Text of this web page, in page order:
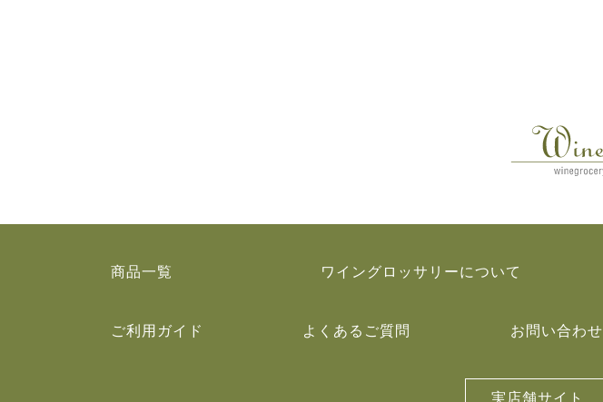
商品一覧 ワイングロッサリーについて
ご利用ガイド よくあるご質問 お問い合わせ
実店舗サイト